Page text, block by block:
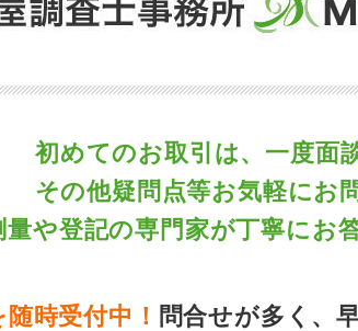
初めてのお取引は、一度面
その他疑問点等お気軽にお
量や登記の専門家が丁寧にお
時受付中！ 問合せが多く、